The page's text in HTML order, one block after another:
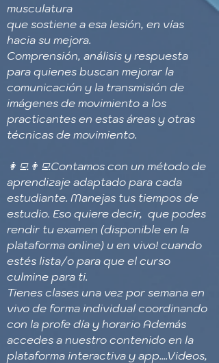
musculatura
que sostiene a esa lesión, en vías
hacia su mejora.
Comprensión, análisis y respuesta
para quienes buscan mejorar la
comunicación y la transmisión de
imágenes de movimiento a los
practicantes en estas áreas y otras
técnicas de movimiento.
👩‍💻👨‍💻Contamos con un método de
aprendizaje adaptado para cada
estudiante. Manejas tus tiempos de
estudio. Eso quiere decir, que podes
rendir tu examen (disponible en la
plataforma online) u en vivo! cuando
estés lista/o para que el curso
culmine para ti.
Tienes clases una vez por semana en
vivo de forma individual coordinando
con la profe día y horario Además
accedes a nuestro contenido en la
plataforma interactiva y app....Videos,